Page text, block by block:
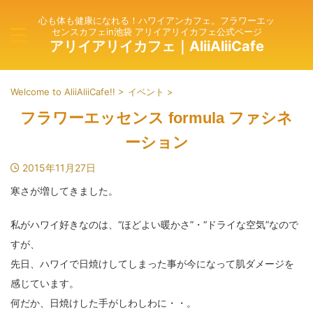
心も体も健康になれる！ハワイアンカフェ。フラワーエッ
センスカフェin池袋 アリイアリイカフェ公式ページ
アリイアリイカフェ｜AliiAliiCafe
Welcome to AliiAliiCafe!! > イベント >
フラワーエッセンス formula ファシネ
ーション
2015年11月27日
寒さが増してきました。
私がハワイ好きなのは、“ほどよい暖かさ”・“ドライな空気”なので
すが、
先日、ハワイで日焼けしてしまった事が今になって肌ダメージを
感じています。
何だか、日焼けした手がしわしわに・・。